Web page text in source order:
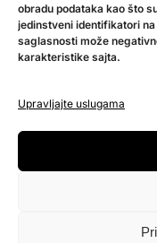
obradu podataka kao što
jedinstveni identifikatori
saglasnosti može
karakteristike sajta.
Upravljajte uslugama
POMOĆ
Politika privatnosti
PRATITE NAS
Instagram